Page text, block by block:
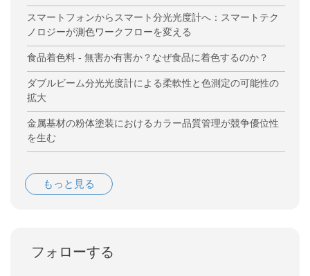
スマートフォンからスマート分光光度計へ：スマートテク
ノロジーが測色ワークフローを変える
食品着色料 - 無害か有害か？なぜ食品に着色するのか？
ダブルビーム分光光度計による柔軟性と色測定の可能性の
拡大
金属基材の粉体塗装におけるカラー品質管理が競争優位性
を生む
もっと見る
フォローする